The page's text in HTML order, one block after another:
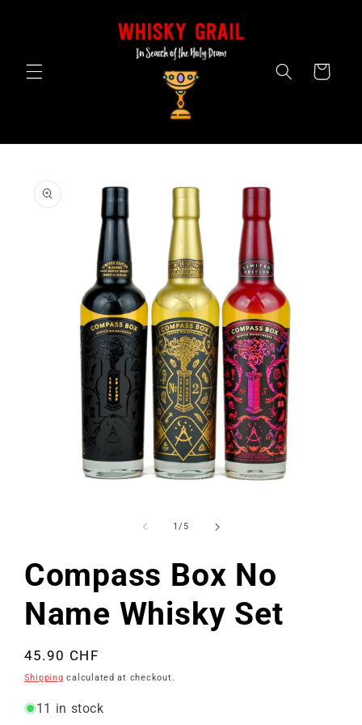
Cart
product
information
1/of
5
Compass Box No
Name Whisky Set
Regular
price
45.90 CHF
Shipping calculated at checkout.
11 in stock